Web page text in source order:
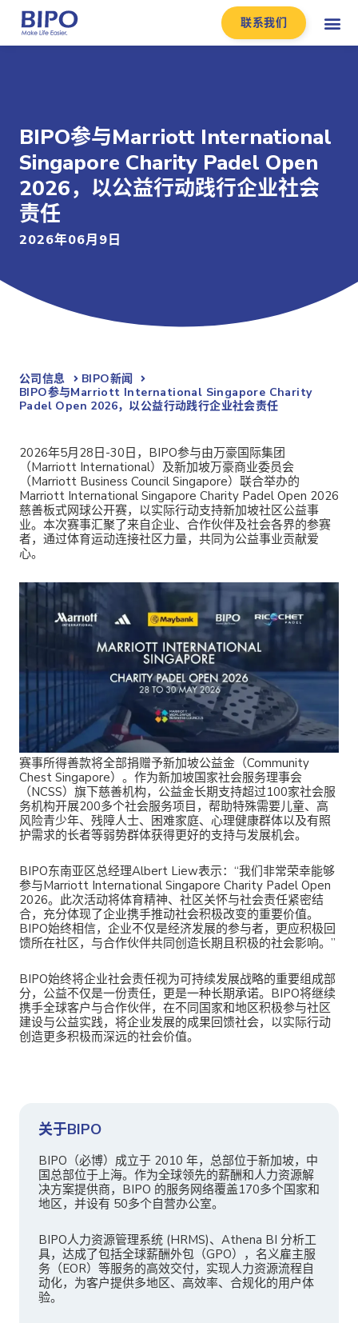
联系我们
BIPO参与Marriott International
Singapore Charity Padel Open
2026，以公益行动践行企业社会
责任
2026年06月9日
公司信息
BIPO新闻​
BIPO参与Marriott International Singapore Charity
Padel Open 2026，以公益行动践行企业社会责任
2026年5月28日-30日，BIPO参与由万豪国际集团
（Marriott International）及新加坡万豪商业委员会
（Marriott Business Council Singapore）联合举办的
Marriott International Singapore Charity Padel Open 2026
慈善板式网球公开赛，以实际行动支持新加坡社区公益事
业。本次赛事汇聚了来自企业、合作伙伴及社会各界的参赛
者，通过体育运动连接社区力量，共同为公益事业贡献爱
心。
赛事所得善款将全部捐赠予新加坡公益金（Community
Chest Singapore）。作为新加坡国家社会服务理事会
（NCSS）旗下慈善机构，公益金长期支持超过100家社会服
务机构开展200多个社会服务项目，帮助特殊需要儿童、高
风险青少年、残障人士、困难家庭、心理健康群体以及有照
护需求的长者等弱势群体获得更好的支持与发展机会。
BIPO东南亚区总经理Albert Liew表示：“我们非常荣幸能够
参与Marriott International Singapore Charity Padel Open
2026。此次活动将体育精神、社区关怀与社会责任紧密结
合，充分体现了企业携手推动社会积极改变的重要价值。
BIPO始终相信，企业不仅是经济发展的参与者，更应积极回
馈所在社区，与合作伙伴共同创造长期且积极的社会影响。”
BIPO始终将企业社会责任视为可持续发展战略的重要组成部
分，公益不仅是一份责任，更是一种长期承诺。BIPO将继续
携手全球客户与合作伙伴，在不同国家和地区积极参与社区
建设与公益实践，将企业发展的成果回馈社会，以实际行动
创造更多积极而深远的社会价值。
关于BIPO
BIPO（必博）成立于 2010 年，总部位于新加坡，中
国总部位于上海。作为全球领先的薪酬和人力资源解
决方案提供商，BIPO 的服务网络覆盖170多个国家和
地区，并设有 50多个自营办公室。
BIPO人力资源管理系统 (HRMS)、Athena BI 分析工
具，达成了包括全球薪酬外包（GPO），名义雇主服
务（EOR）等服务的高效交付，实现人力资源流程自
动化，为客户提供多地区、高效率、合规化的用户体
验。